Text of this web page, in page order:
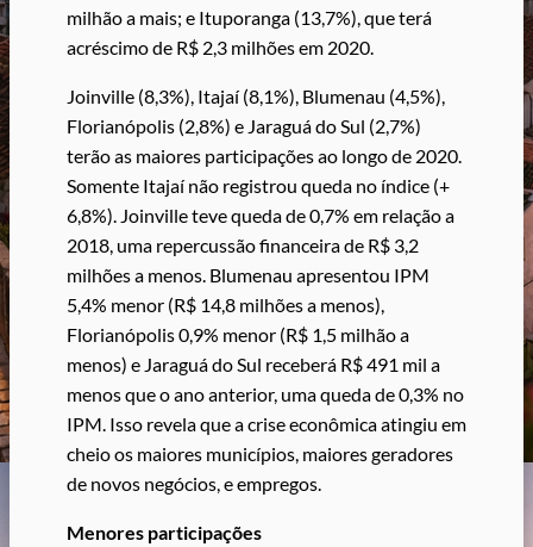
milhão a mais; e Ituporanga (13,7%), que terá
acréscimo de R$ 2,3 milhões em 2020.
Joinville (8,3%), Itajaí (8,1%), Blumenau (4,5%),
Florianópolis (2,8%) e Jaraguá do Sul (2,7%)
terão as maiores participações ao longo de 2020.
Somente Itajaí não registrou queda no índice (+
6,8%). Joinville teve queda de 0,7% em relação a
2018, uma repercussão financeira de R$ 3,2
milhões a menos. Blumenau apresentou IPM
5,4% menor (R$ 14,8 milhões a menos),
Florianópolis 0,9% menor (R$ 1,5 milhão a
menos) e Jaraguá do Sul receberá R$ 491 mil a
menos que o ano anterior, uma queda de 0,3% no
IPM. Isso revela que a crise econômica atingiu em
cheio os maiores municípios, maiores geradores
de novos negócios, e empregos.
Menores participações